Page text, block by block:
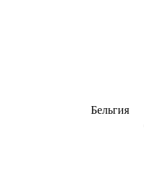
Бельгия